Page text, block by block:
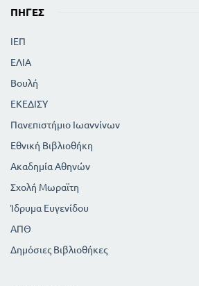
ΠΗΓΈΣ
ΙΕΠ
ΕΛΙΑ
Βουλή
ΕΚΕΔΙΣΥ
Πανεπιστήμιο Ιωαννίνων
Εθνική Βιβλιοθήκη
Ακαδημία Αθηνών
Σχολή Μωραϊτη
Ίδρυμα Ευγενίδου
ΑΠΘ
Δημόσιες Βιβλιοθήκες